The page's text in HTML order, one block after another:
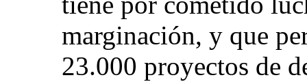
marginación, y que
23.000 proyectos de